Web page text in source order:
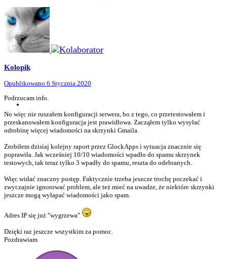
Kolopik
Opublikowano 6 Stycznia 2020
Podrzucam info.
No więc nie ruszałem konfiguracji serwera, bo z tego, co przetestowałem i
przeskanowałem konfiguracja jest prawidłowa. Zacząłem tylko wysyłać
odrobinę więcej wiadomości na skrzynki Gmaila.
Zrobiłem dzisiaj kolejny raport przez GlockApps i sytuacja znacznie się
poprawiła. Jak wcześniej 10/10 wiadomości wpadło do spamu skrzynek
testowych, tak teraz tylko 3 wpadły do spamu, reszta do odebranych.
Więc widać znaczny postęp. Faktycznie trzeba jeszcze trochę poczekać i
zwyczajnie ignorować problem, ale też mieć na uwadze, że niektóre skrzynki
jeszcze mogą wyłapać wiadomości jako spam.
Adres IP się już "wygrzewa"
Dzięki raz jeszcze wszystkim za pomoc.
Pozdrawiam